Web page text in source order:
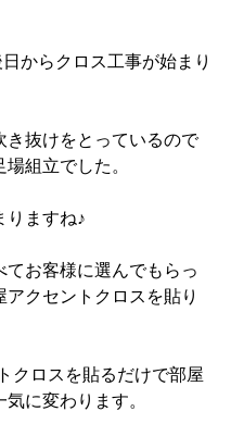
からクロス工事が始まり
き抜けをとっているので
組立でした。
りますね♪
てお客様に選んでもらっ
アクセントクロスを貼り
クロスを貼るだけで部屋
に変わります。